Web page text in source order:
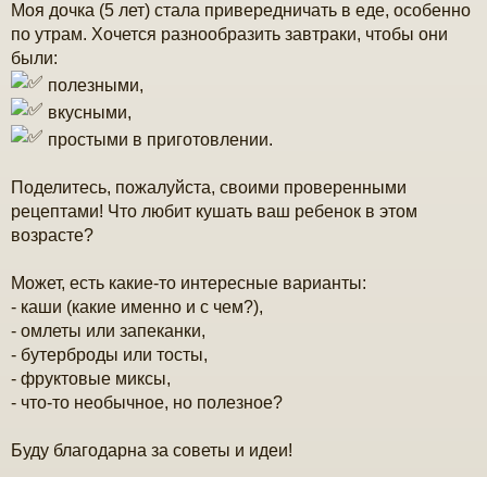
е
н
е
Моя дочка (5 лет) стала привередничать в еде, особенно
по утрам. Хочется разнообразить завтраки, чтобы они
были:
полезными,
вкусными,
простыми в приготовлении.
Поделитесь, пожалуйста, своими проверенными
рецептами! Что любит кушать ваш ребенок в этом
возрасте?
Может, есть какие-то интересные варианты:
- каши (какие именно и с чем?),
- омлеты или запеканки,
- бутерброды или тосты,
- фруктовые миксы,
- что-то необычное, но полезное?
Буду благодарна за советы и идеи!